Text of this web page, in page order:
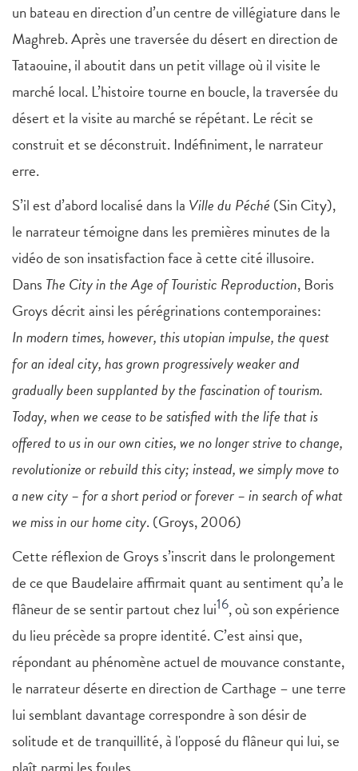
un bateau en direction d’un centre de villégiature dans le
Maghreb. Après une traversée du désert en direction de
Tataouine, il aboutit dans un petit village où il visite le
marché local. L’histoire tourne en boucle, la traversée du
désert et la visite au marché se répétant. Le récit se
construit et se déconstruit. Indéfiniment, le narrateur
erre.
S’il est d’abord localisé dans la Ville du Péché (Sin City),
le narrateur témoigne dans les premières minutes de la
vidéo de son insatisfaction face à cette cité illusoire.
Dans The City in the Age of Touristic Reproduction, Boris
Groys décrit ainsi les pérégrinations contemporaines:
In modern times, however, this utopian impulse, the quest
for an ideal city, has grown progressively weaker and
gradually been supplanted by the fascination of tourism.
Today, when we cease to be satisfied with the life that is
offered to us in our own cities, we no longer strive to change,
revolutionize or rebuild this city; instead, we simply move to
a new city – for a short period or forever – in search of what
we miss in our home city. (Groys, 2006)
Cette réflexion de Groys s’inscrit dans le prolongement
de ce que Baudelaire affirmait quant au sentiment qu’a le
flâneur de se sentir partout chez lui16, où son expérience
du lieu précède sa propre identité. C’est ainsi que,
répondant au phénomène actuel de mouvance constante,
le narrateur déserte en direction de Carthage – une terre
lui semblant davantage correspondre à son désir de
solitude et de tranquillité, à l'opposé du flâneur qui lui, se